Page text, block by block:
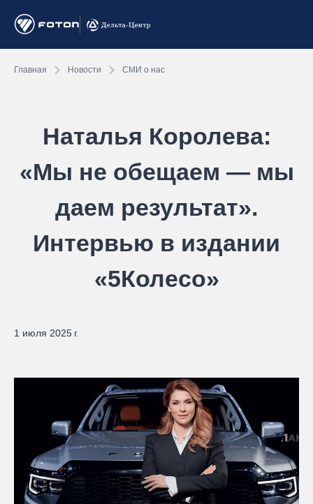
Главная Новости СМИ о нас
Наталья Королева:
«Мы не обещаем — мы
даем результат».
Интервью в издании
«5Колесо»
1 июля 2025 г.